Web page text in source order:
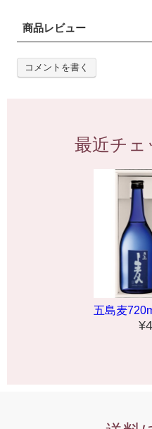
商品レビュー
コメントを書く
最近チェ
五島麦